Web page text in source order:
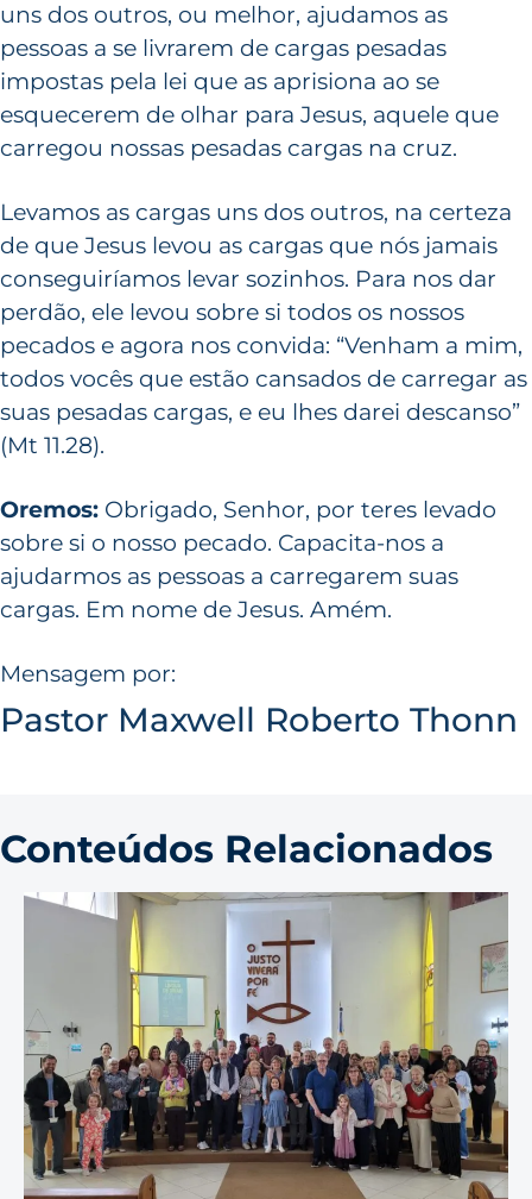
uns dos outros, ou melhor, ajudamos as
pessoas a se livrarem de cargas pesadas
impostas pela lei que as aprisiona ao se
esquecerem de olhar para Jesus, aquele que
carregou nossas pesadas cargas na cruz.
Levamos as cargas uns dos outros, na certeza
de que Jesus levou as cargas que nós jamais
conseguiríamos levar sozinhos. Para nos dar
perdão, ele levou sobre si todos os nossos
pecados e agora nos convida: “Venham a mim,
todos vocês que estão cansados de carregar as
suas pesadas cargas, e eu lhes darei descanso”
(Mt 11.28).
Oremos: Obrigado, Senhor, por teres levado
sobre si o nosso pecado. Capacita-nos a
ajudarmos as pessoas a carregarem suas
cargas. Em nome de Jesus. Amém.
Mensagem por:
Pastor Maxwell Roberto Thonn
Conteúdos Relacionados